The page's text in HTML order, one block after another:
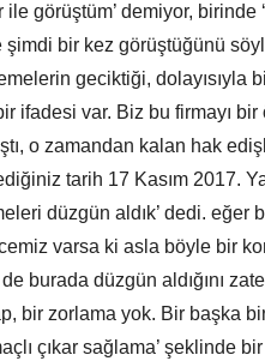
ile görüştüm’ demiyor,
şimdi bir kez görüştüğünü
geciktiği,
ifadesi var. Biz bu firmayı
o zamandan kalan hak
tarih 17 Kasım 2017.
düzgün aldık’ dedi. eğer
varsa ki asla böyle bir
de burada düzgün aldığını
bir zorlama yok. Bir başka
çıkar sağlama’ şeklinde